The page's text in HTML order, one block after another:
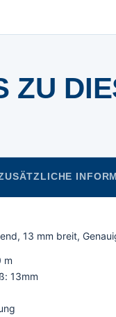
ZU
13 mm breit,
m
13mm